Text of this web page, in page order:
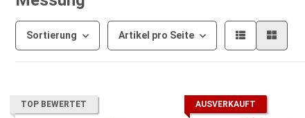
Sortierung Artikel pro Seite
TOP BEWERTET AUSVERKAUFT